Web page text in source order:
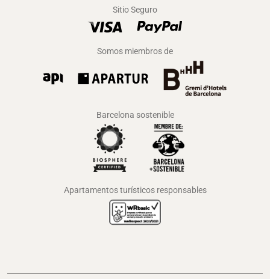
Sitio Seguro
Somos miembros de
Barcelona sostenible
Apartamentos turísticos responsables